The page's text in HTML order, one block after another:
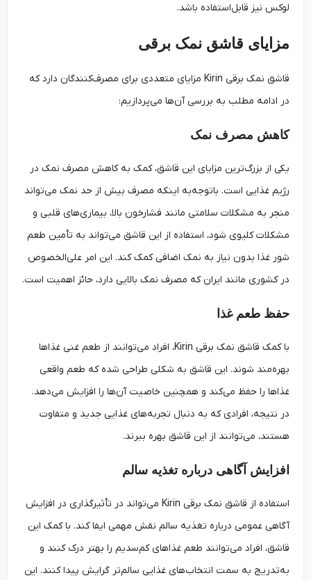
لوکس نیز قابل‌استفاده باشد.
مزایای قاشق نمک برقی
قاشق نمک برقی Kirin مزایای متعددی برای مصرف‌کنندگان دارد که
در ادامه مطلب به بررسی آن‌ها می‌پردازیم:
کاهش مصرف نمک
یکی از بزرگ‌ترین مزایای این قاشق، کمک به کاهش مصرف نمک در
رژیم غذایی است. باتوجه‌به اینکه مصرف بیش از حد نمک می‌تواند
منجر به مشکلات سلامتی مانند فشارخون بالا، بیماری‌های قلبی و
مشکلات کلیوی شود، استفاده از این قاشق می‌تواند به تأمین طعم
شور غذا بدون نیاز به نمک اضافی کمک کند. این امر علی‌الخصوص
در کشوری مانند ایران که مصرف نمک بالایی دارد، حائز اهمیت است.
حفظ طعم غذا
با کمک قاشق نمک برقی Kirin، افراد می‌توانند از طعم غنی غذاها
بهره‌مند شوند. این قاشق به شکلی طراحی شده که طعم واقعی
غذاها را حفظ می‌کند و همچنین خاصیت آن‌ها را افزایش می‌دهد.
در نتیجه، افرادی که به دنبال تجربه‌های غذایی جدید و متفاوت
هستند، می‌توانند از این قاشق بهره ببرند.
افزایش آگاهی درباره تغذیه سالم
استفاده از قاشق نمک برقی Kirin می‌تواند در تأثیرگذاری در افزایش
آگاهی عمومی درباره تغذیه سالم نقش مهمی ایفا کند. با کمک این
قاشق، افراد می‌توانند طعم غذاهای کم‌سدیم را بهتر درک کنند و
به‌تدریج به سمت انتخاب‌های غذایی سالم‌تر گرایش پیدا کنند. این